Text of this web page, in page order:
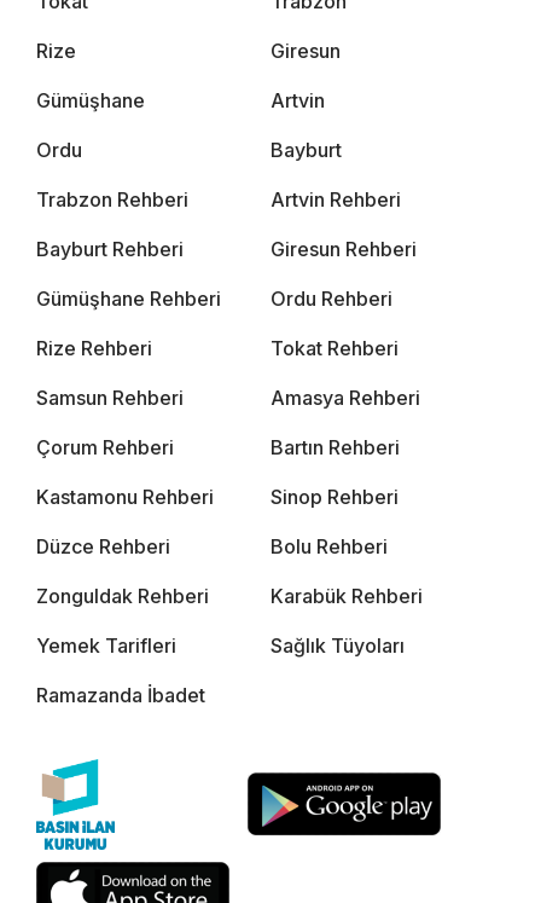
Rize Giresun
Gümüşhane Artvin
Ordu Bayburt
Trabzon Rehberi Artvin Rehberi
Bayburt Rehberi Giresun Rehberi
Gümüşhane Rehberi Ordu Rehberi
Rize Rehberi Tokat Rehberi
Samsun Rehberi Amasya Rehberi
Çorum Rehberi Bartın Rehberi
Kastamonu Rehberi Sinop Rehberi
Düzce Rehberi Bolu Rehberi
Zonguldak Rehberi Karabük Rehberi
Yemek Tarifleri Sağlık Tüyoları
Ramazanda İbadet